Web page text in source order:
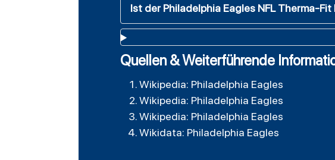
Ist der Philadelphia Eagles NFL Therma-
Quellen & Weiterführende
Wikipedia: Philadelphia Eagles
Wikipedia: Philadelphia Eagles
Wikipedia: Philadelphia Eagles
Wikidata: Philadelphia Eagles